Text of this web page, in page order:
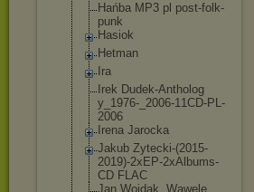
Hańba MP3 pl post-folk-
punk
Hasiok
Hetman
Ira
Irek Dudek-Antholog
y_1976-_2006-11CD-PL-
2006
Irena Jarocka
Jakub Zytecki-(2015-
2019)-2xEP-2xA lbums-
CD FLAC
Jan Wojdak, Wawele